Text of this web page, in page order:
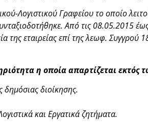
Λογιστικού Γραφείου το οποίο
Από τις 08.05.2015
της εταιρείας επί της λεωφ.
η οποία απαρτίζεται
δημόσιας διοίκησης.
και Εργατικά ζητήματα.